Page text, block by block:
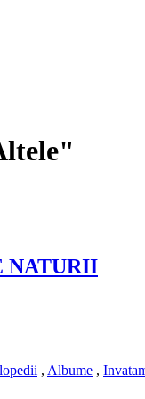
NATURII
, Albume ,